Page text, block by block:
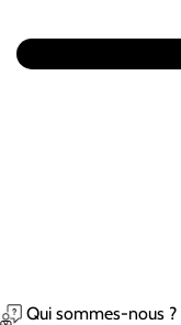
Qui sommes-nous ?